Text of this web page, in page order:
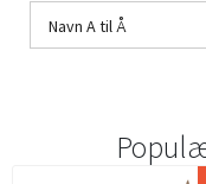
Navn A til Å